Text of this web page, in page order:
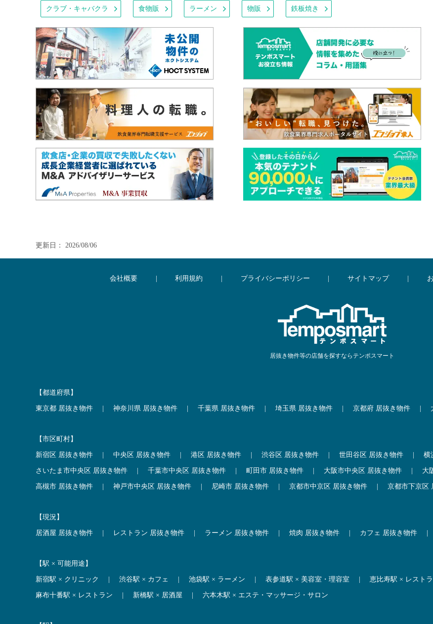
クラブ・キャバクラ 食物販 ラーメン 物販 鉄板焼き
更新日： 2026/08/06
会社概要 利用規約 プライバシーポリシー サイトマップ
居抜き物件等の店舗を探すならテンポスマート
【都道府県】
東京都 居抜き物件 神奈川県 居抜き物件 千葉県 居抜き物件 埼玉県 居抜き物件 京都府 居抜き物件
【市区町村】
新宿区 居抜き物件 中央区 居抜き物件 港区 居抜き物件 渋谷区 居抜き物件 世田谷区 居抜き物件 横
さいたま市中央区 居抜き物件 千葉市中央区 居抜き物件 町田市 居抜き物件 大阪市中央区 居抜き物件 大
高槻市 居抜き物件 神戸市中央区 居抜き物件 尼崎市 居抜き物件 京都市中京区 居抜き物件 京都市下京区
【現況】
居酒屋 居抜き物件 レストラン 居抜き物件 ラーメン 居抜き物件 焼肉 居抜き物件 カフェ 居抜き物件
【駅 × 可能用途】
新宿駅 × クリニック 渋谷駅 × カフェ 池袋駅 × ラーメン 表参道駅 × 美容室・理容室 恵比寿駅 × レスト
麻布十番駅 × レストラン 新橋駅 × 居酒屋 六本木駅 × エステ・マッサージ・サロン